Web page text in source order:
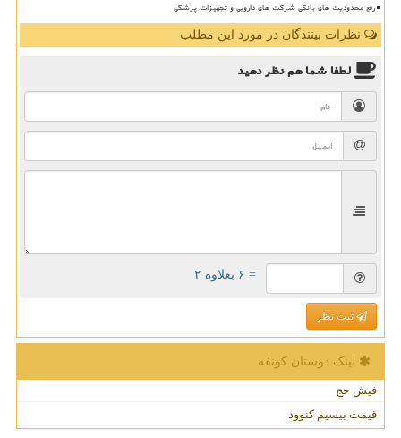
رفع محدودیت های بانکی شرکت های دارویی و تجهیزات پزشکی
نظرات بینندگان در مورد این مطلب
لطفا شما همنظر دهید
= ۶ بعلاوه ۲
ثبت نظر
لینک دوستان كونفه
فیش حج
قیمت بیسیم کنوود